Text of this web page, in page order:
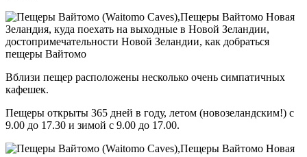
Вблизи пещер расположены несколько очень симпатичных
кафешек.
Пещеры открыты 365 дней в году, летом (новозеландским!) с
9.00 до 17.30 и зимой с 9.00 до 17.00.